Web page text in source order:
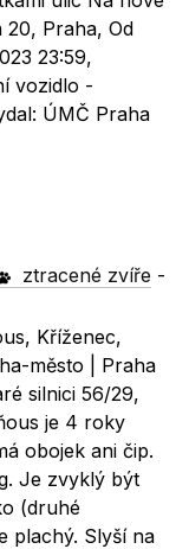
20, Praha, Od
23:59,
vozidlo -
ÚMČ Praha
ztracené zvíře -
Kříženec,
město | Praha
silnici 56/29,
je 4 roky
obojek ani čip.
Je zvyklý být
(druhé
plachý. Slyší na